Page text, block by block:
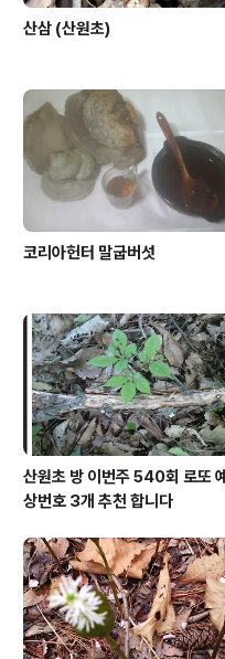
산삼 (산원초)
코리아헌터 말굽버섯
산원초 방 이번주 540회 로또 예
상번호 3개 추천 합니다